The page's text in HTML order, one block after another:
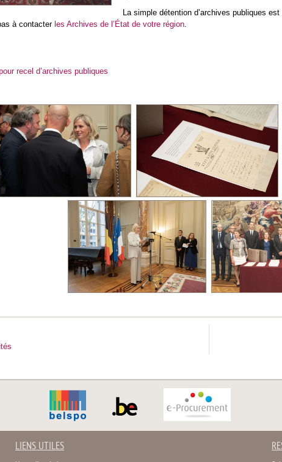
La simple détention d’archives publiques
à contacter les Archives de l’État de votre région.
recel d’archives publiques
LIENS UTILES